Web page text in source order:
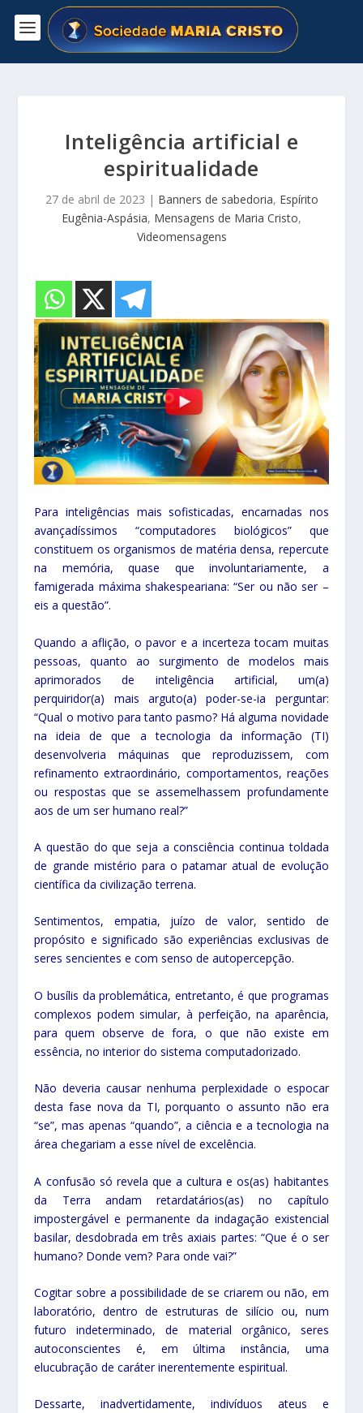
Inteligência artificial e
espiritualidade
27 de abril de 2023 | Banners de sabedoria, Espírito
Eugênia-Aspásia, Mensagens de Maria Cristo,
Videomensagens
Para inteligências mais sofisticadas, encarnadas nos
avançadíssimos “computadores biológicos” que
constituem os organismos de matéria densa, repercute
na memória, quase que involuntariamente, a
famigerada máxima shakespeariana: “Ser ou não ser –
eis a questão”.
Quando a aflição, o pavor e a incerteza tocam muitas
pessoas, quanto ao surgimento de modelos mais
aprimorados de inteligência artificial, um(a)
perquiridor(a) mais arguto(a) poder-se-ia perguntar:
“Qual o motivo para tanto pasmo? Há alguma novidade
na ideia de que a tecnologia da informação (TI)
desenvolveria máquinas que reproduzissem, com
refinamento extraordinário, comportamentos, reações
ou respostas que se assemelhassem profundamente
aos de um ser humano real?”
A questão do que seja a consciência continua toldada
de grande mistério para o patamar atual de evolução
científica da civilização terrena.
Sentimentos, empatia, juízo de valor, sentido de
propósito e significado são experiências exclusivas de
seres sencientes e com senso de autopercepção.
O busílis da problemática, entretanto, é que programas
complexos podem simular, à perfeição, na aparência,
para quem observe de fora, o que não existe em
essência, no interior do sistema computadorizado.
Não deveria causar nenhuma perplexidade o espocar
desta fase nova da TI, porquanto o assunto não era
“se”, mas apenas “quando”, a ciência e a tecnologia na
área chegariam a esse nível de excelência.
A confusão só revela que a cultura e os(as) habitantes
da Terra andam retardatários(as) no capítulo
impostergável e permanente da indagação existencial
basilar, desdobrada em três axiais partes: “Que é o ser
humano? Donde vem? Para onde vai?”
Cogitar sobre a possibilidade de se criarem ou não, em
laboratório, dentro de estruturas de silício ou, num
futuro indeterminado, de material orgânico, seres
autoconscientes é, em última instância, uma
elucubração de caráter inerentemente espiritual.
Dessarte, inadvertidamente, indivíduos ateus e